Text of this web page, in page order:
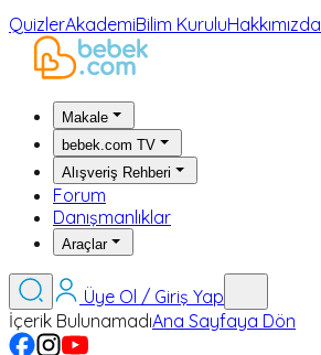
QuizlerAkademiBilim KuruluHakkımızda
Makale
bebek.com TV
Alışveriş Rehberi
Forum
Danışmanlıklar
Araçlar
Üye Ol / Giriş Yap
İçerik BulunamadıAna Sayfaya Dön